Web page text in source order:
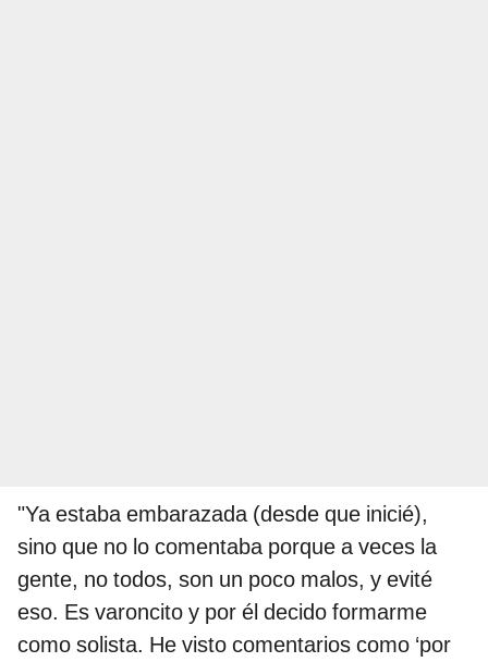
"Ya estaba embarazada (desde que inicié),
sino que no lo comentaba porque a veces la
gente, no todos, son un poco malos, y evité
eso. Es varoncito y por él decido formarme
como solista. He visto comentarios como ‘por